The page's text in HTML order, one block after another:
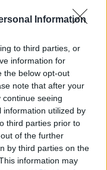
Information
to third parties, or
information for
the below opt-out
note that after your
seeing
information utilized by
third parties prior to
of the further
by third parties on the
information may